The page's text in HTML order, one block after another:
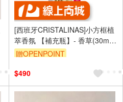
[西班牙CRISTALINAS]小方框植
萃香氛 【補充瓶】- 香草(30ml
*2)
贈OPENPOINT
$490